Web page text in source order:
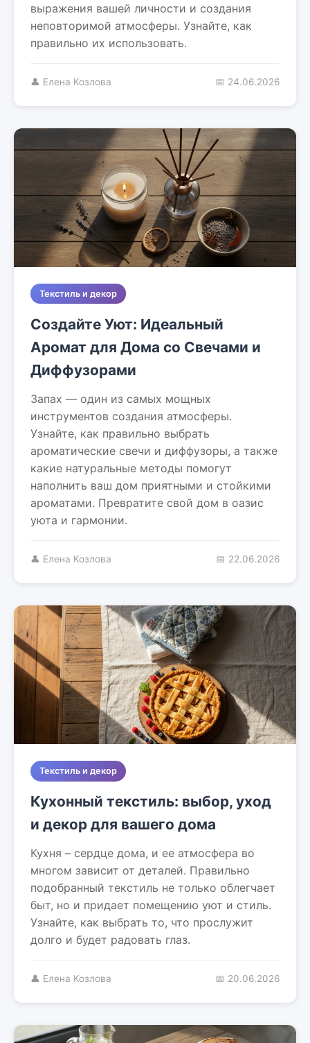
выражения вашей личности и создания
неповторимой атмосферы. Узнайте, как
правильно их использовать.
👤 Елена Козлова 📅 24.06.2026
Текстиль и декор
Создайте Уют: Идеальный
Аромат для Дома со Свечами и
Диффузорами
Запах — один из самых мощных
инструментов создания атмосферы.
Узнайте, как правильно выбрать
ароматические свечи и диффузоры, а также
какие натуральные методы помогут
наполнить ваш дом приятными и стойкими
ароматами. Превратите свой дом в оазис
уюта и гармонии.
👤 Елена Козлова 📅 22.06.2026
Текстиль и декор
Кухонный текстиль: выбор, уход
и декор для вашего дома
Кухня – сердце дома, и ее атмосфера во
многом зависит от деталей. Правильно
подобранный текстиль не только облегчает
быт, но и придает помещению уют и стиль.
Узнайте, как выбрать то, что прослужит
долго и будет радовать глаз.
👤 Елена Козлова 📅 20.06.2026